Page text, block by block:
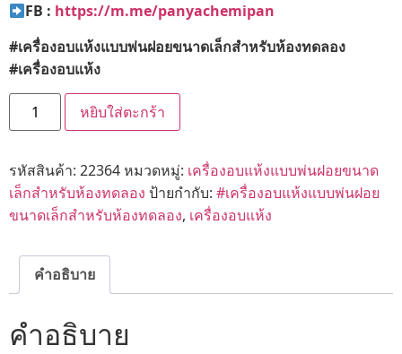
FB : https://m.me/panyachemipan
#เครื่องอบแห้งแบบพ่นฝอยขนาดเล็กสำหรับห้องทดลอง
#เครื่องอบแห้ง
หยิบใส่ตะกร้า
รหัสสินค้า: 22364หมวดหมู่: เครื่องอบแห้งแบบพ่นฝอยขนาด
เล็กสำหรับห้องทดลอง ป้ายกำกับ: #เครื่องอบแห้งแบบพ่นฝอย
ขนาดเล็กสำหรับห้องทดลอง, เครื่องอบแห้ง
คำอธิบาย
คำอธิบาย